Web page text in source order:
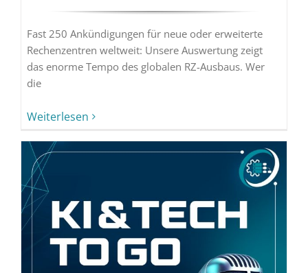
Fast 250 Ankündigungen für neue oder erweiterte
Rechenzentren weltweit: Unsere Auswertung zeigt
das enorme Tempo des globalen RZ-Ausbaus. Wer
die
Weiterlesen